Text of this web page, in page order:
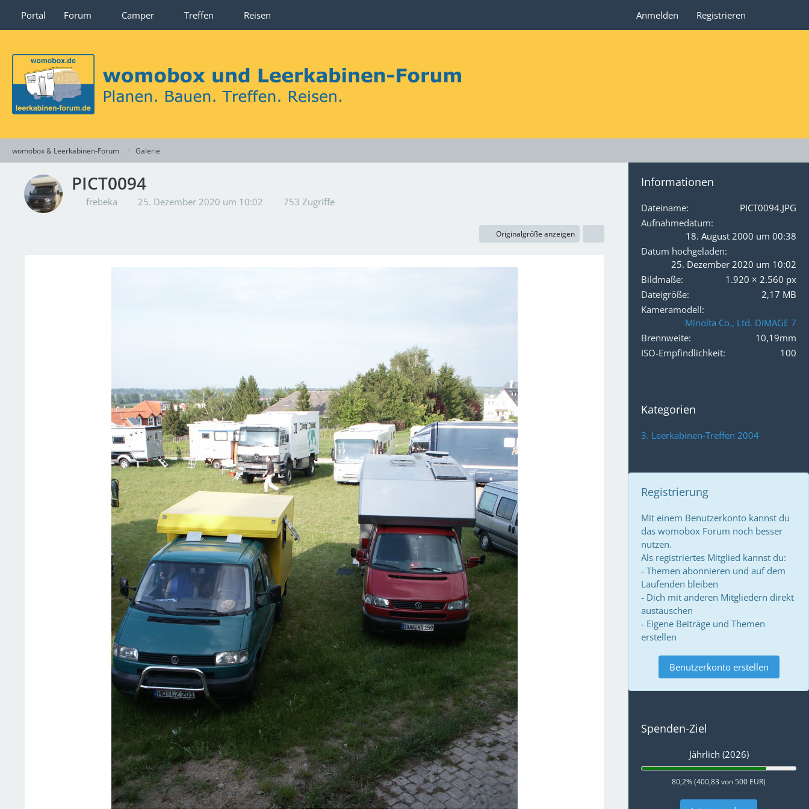
Portal Forum Camper Treffen Reisen Anmelden Registrieren
womobox & Leerkabinen-Forum Galerie
PICT0094
frebeka 25. Dezember 2020 um 10:02 753 Zugriffe
Originalgröße anzeigen
Informationen
Dateiname
PICT0094.JPG
Aufnahmedatum
18. August 2000 um 00:38
Datum hochgeladen
25. Dezember 2020 um 10:02
Bildmaße
1.920 × 2.560 px
Dateigröße
2,17 MB
Kameramodell
Minolta Co., Ltd. DiMAGE 7
Brennweite
10,19mm
ISO-Empfindlichkeit
100
Kategorien
3. Leerkabinen-Treffen 2004
Registrierung
Mit einem Benutzerkonto kannst du
das womobox Forum noch besser
nutzen.
Als registriertes Mitglied kannst du:
- Themen abonnieren und auf dem
Laufenden bleiben
- Dich mit anderen Mitgliedern direkt
austauschen
- Eigene Beiträge und Themen
erstellen
Benutzerkonto erstellen
Spenden-Ziel
Jährlich (2026)
80,2% (400,83 von 500 EUR)